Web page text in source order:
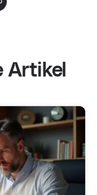
Artikel